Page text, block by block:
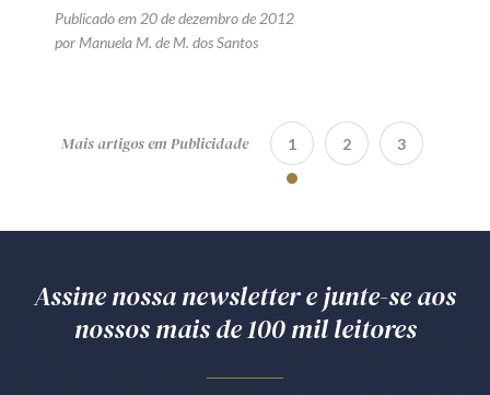
Publicado em 20 de dezembro de 2012
por Manuela M. de M. dos Santos
Mais artigos em Publicidade 1 2 3
Assine nossa newsletter e junte-se aos
nossos mais de 100 mil leitores